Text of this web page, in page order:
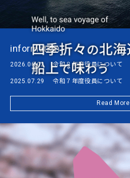
information
2026.06.02 令和８年度役員について
2025.07.29 令和７年度役員について
Read More